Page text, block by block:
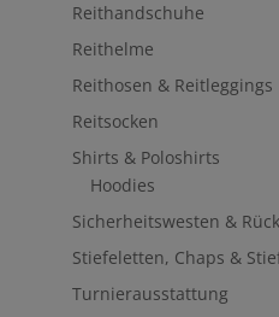
Reithandschuhe
Reithelme
Reithosen & Reitleggings
Reitsocken
Shirts & Poloshirts
Hoodies
Sicherheitswesten &
Stiefeletten, Chaps &
Turnierausstattung